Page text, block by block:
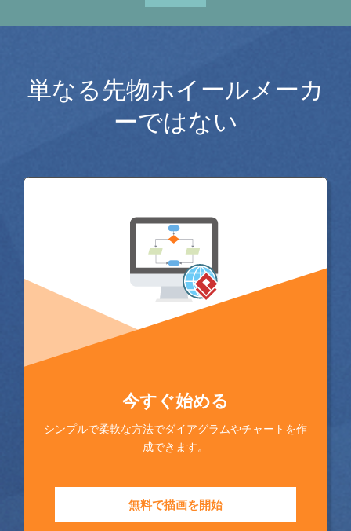
単なる先物ホイールメーカ
ーではない
今すぐ始める
シンプルで柔軟な方法でダイアグラムやチャートを作
成できます。
無料で描画を開始